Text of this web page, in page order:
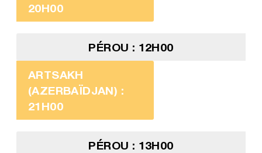
20H00
PÉROU : 12H00
ARTSAKH
(AZERBAÏDJAN) :
21H00
PÉROU : 13H00